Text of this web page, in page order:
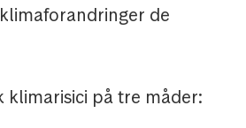
de
klimarisici på tre måder: